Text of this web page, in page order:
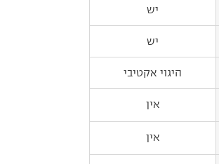
יש
יש
היגוי אקטיבי
אין
אין